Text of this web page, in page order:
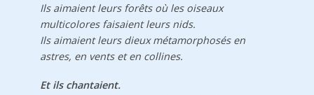
Ils aimaient leurs forêts où les oiseaux
multicolores faisaient leurs nids.
Ils aimaient leurs dieux métamorphosés en
astres, en vents et en collines.
Et ils chantaient.